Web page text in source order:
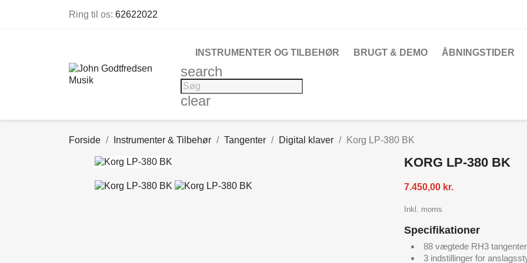
Ring til os: 62622022
INSTRUMENTER OG TILBEHØR BRUGT & DEMO ÅBNINGSTIDER
search
clear
Forside Instrumenter & Tilbehør Tangenter Digital klaver Korg LP-380 BK
KORG LP-380 BK
7.450,00 kr.
Inkl. moms
Specifikationer
88 vægtede RH3 tangenter
3 indstillinger for